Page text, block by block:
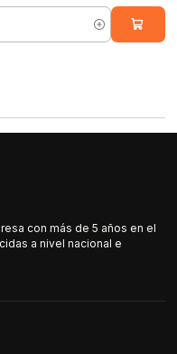
con más de 5 años en el
a nivel nacional e